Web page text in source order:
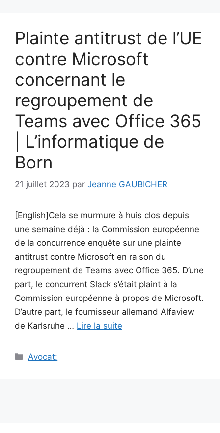
Plainte antitrust de l’UE
contre Microsoft
concernant le
regroupement de
Teams avec Office 365
| L’informatique de
Born
21 juillet 2023 par Jeanne GAUBICHER
[English]Cela se murmure à huis clos depuis
une semaine déjà : la Commission européenne
de la concurrence enquête sur une plainte
antitrust contre Microsoft en raison du
regroupement de Teams avec Office 365. D’une
part, le concurrent Slack s’était plaint à la
Commission européenne à propos de Microsoft.
D’autre part, le fournisseur allemand Alfaview
de Karlsruhe … Lire la suite
Catégories
Avocat: